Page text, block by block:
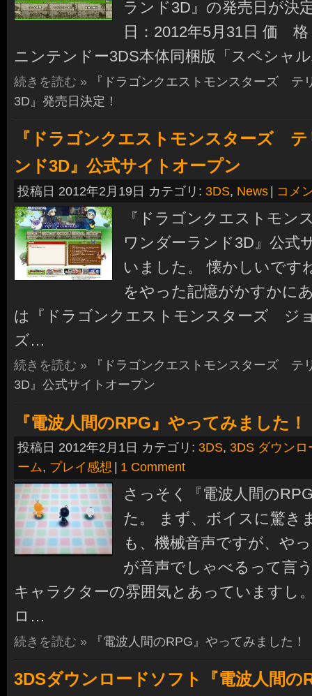
ランド3D』の発売日が決
日：2012年5月31日 価 格
ニンテンドー3DS本体同梱版「スペシャ
続きを読む »
『ドラゴンクエストモンスターズ テ
3D』発売日決定！
『ドラゴンクエストモンスターズ
ンド3D』公式サイトオープン
投稿日 2012年2月19日 カテゴリ: 3DS, News | コメ
『ドラゴンクエストモ
ワンダーランド3D』公式
いました。 懐かしいです
をやった記憶がかすかに
は『ドラゴンクエストモンスターズ ジ
ズ…
続きを読む »
『ドラゴンクエストモンスターズ テ
3D』公式サイトオープン
『電波人間のRPG』やってみました！
投稿日 2012年2月1日 カテゴリ: 3DS, 3DS ダウンロ
ーム, プレイ感想 1 Comment
さっそく『電波人間の
た。 まず、ボイスに驚き
も、機械音声ですが、や
が音声でしゃべるって言
キャラクターの雰囲気とあっていますし
ロ…
続きを読む » 『電波人間のRPG』やってみました！
3DSダウンロードソフト『電波人間の